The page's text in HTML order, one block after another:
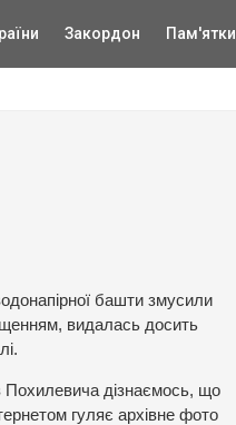
Закордон Пам'ятки
башти змусили
видалась досить
Похилевича дізнаємось, що
гуляє архівне фото